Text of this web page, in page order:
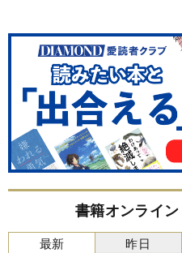
書籍オンライ
最新 昨日